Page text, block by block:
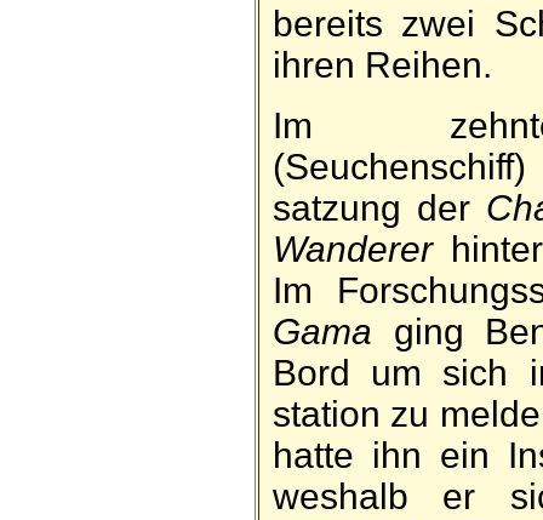
be­reits zwei
ihren Reihen.
Im
satzung der
Wanderer
Im
Gama ging
Bord um sich
station zu
hatte ihn ein
weshalb er